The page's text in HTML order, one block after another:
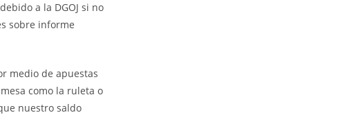
a la DGOJ si no
sobre informe
medio de apuestas
como la ruleta o
nuestro saldo